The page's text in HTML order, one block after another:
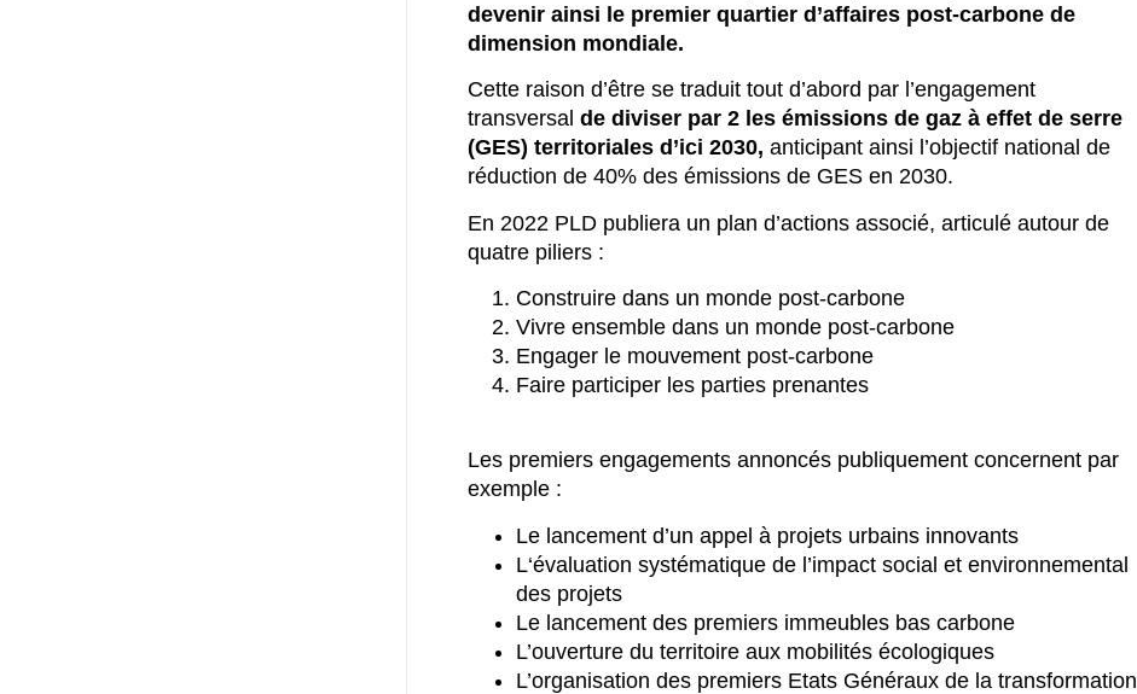
devenir ainsi le premier quartier d’affaires post-carbone de
dimension mondiale.
Cette raison d’être se traduit tout d’abord par l’engagement
transversal de diviser par 2 les émissions de gaz à effet de serre
(GES) territoriales d’ici 2030, anticipant ainsi l’objectif national de
réduction de 40% des émissions de GES en 2030.
En 2022 PLD publiera un plan d’actions associé, articulé autour de
quatre piliers :
Construire dans un monde post-carbone
Vivre ensemble dans un monde post-carbone
Engager le mouvement post-carbone
Faire participer les parties prenantes
Les premiers engagements annoncés publiquement concernent par
exemple :
Le lancement d’un appel à projets urbains innovants
L‘évaluation systématique de l’impact social et environnemental
des projets
Le lancement des premiers immeubles bas carbone
L’ouverture du territoire aux mobilités écologiques
L’organisation des premiers Etats Généraux de la transformation